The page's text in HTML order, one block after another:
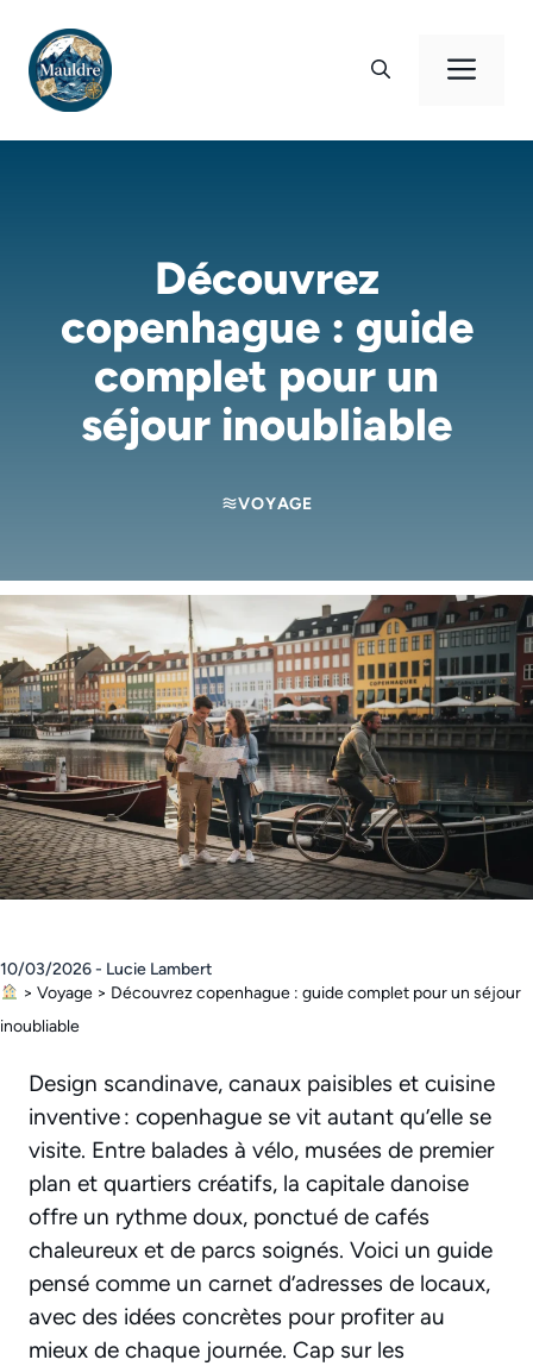
contenu
Découvrez
copenhague : guide
complet pour un
séjour inoubliable
VOYAGE
10/03/2026 - Lucie Lambert
> Voyage> Découvrez copenhague : guide complet pour un séjour
inoubliable
Design scandinave, canaux paisibles et cuisine
inventive : copenhague se vit autant qu’elle se
visite. Entre balades à vélo, musées de premier
plan et quartiers créatifs, la capitale danoise
offre un rythme doux, ponctué de cafés
chaleureux et de parcs soignés. Voici un guide
pensé comme un carnet d’adresses de locaux,
avec des idées concrètes pour profiter au
mieux de chaque journée. Cap sur les